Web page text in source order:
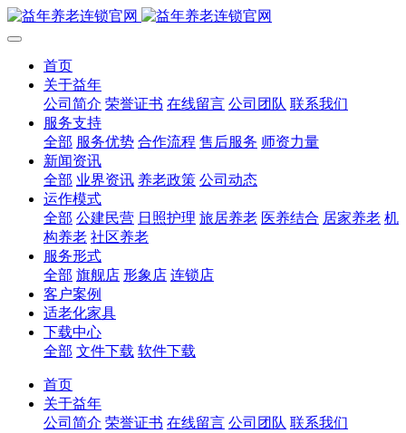
首页
关于益年
公司简介 荣誉证书 在线留言 公司团队 联系我们
服务支持
全部 服务优势 合作流程 售后服务 师资力量
新闻资讯
全部 业界资讯 养老政策 公司动态
运作模式
全部 公建民营 日照护理 旅居养老 医养结合 居家养老 机
构养老 社区养老
服务形式
全部 旗舰店 形象店 连锁店
客户案例
适老化家具
下载中心
全部 文件下载 软件下载
首页
关于益年
公司简介 荣誉证书 在线留言 公司团队 联系我们